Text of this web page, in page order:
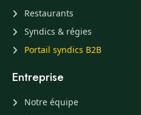
Restaurants
Syndics & régies
Portail syndics B2B
Entreprise
Notre équipe